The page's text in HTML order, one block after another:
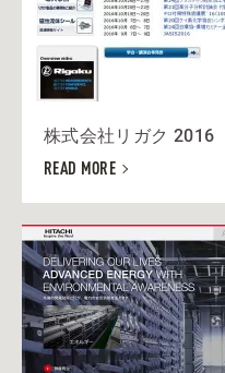
株式会社リガク 2016
READ MORE